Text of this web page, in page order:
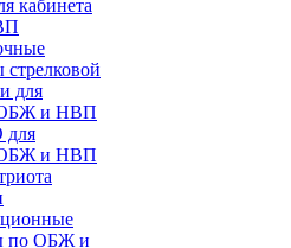
кабинета
стрелковой
для
ОБЖ и НВП
ОБЖ и НВП
по ОБЖ и